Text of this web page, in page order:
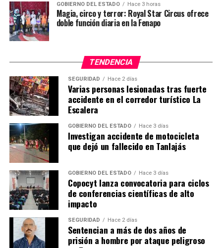
GOBIERNO DEL ESTADO Hace 3 horas
Magia, circo y terror: Royal Star Circus ofrece
doble función diaria en la Fenapo
TENDENCIA
SEGURIDAD Hace 2 días
Varias personas lesionadas tras fuerte
accidente en el corredor turístico La
Escalera
GOBIERNO DEL ESTADO Hace 3 días
Investigan accidente de motocicleta
que dejó un fallecido en Tanlajás
GOBIERNO DEL ESTADO Hace 3 días
Copocyt lanza convocatoria para ciclos
de conferencias científicas de alto
impacto
SEGURIDAD Hace 2 días
Sentencian a más de dos años de
prisión a hombre por ataque peligroso